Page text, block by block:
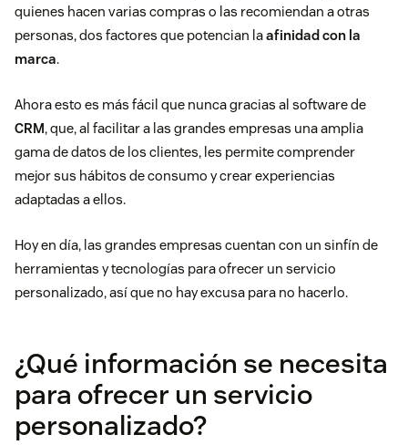
quienes hacen varias compras o las recomiendan a otras
personas, dos factores que potencian laafinidad con la
marca.
Ahora esto es más fácil que nunca gracias al software de
CRM, que, al facilitar a las grandes empresas una amplia
gama de datos de los clientes, les permite comprender
mejor sus hábitos de consumo y crear experiencias
adaptadas a ellos.
Hoy en día, las grandes empresas cuentan con un sinfín de
herramientas y tecnologías para ofrecer un servicio
personalizado, así que no hay excusa para no hacerlo.
¿Qué información se necesita
para ofrecer un servicio
personalizado?